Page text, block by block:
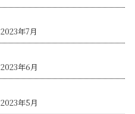
2023年7月
2023年6月
2023年5月